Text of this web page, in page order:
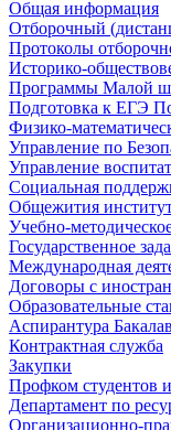
Общая информация
Отборочный
Протоколы
Историко-
Программы Малой
Подготовка к ЕГЭ
Физико-
Управление по
Управление
Социальная
Общежития
Учебно-
Государственное
Международная
Договоры с
Образовательные
Аспирантура
Контрактная служба
Закупки
Профком студентов
Департамент по
Организационно-